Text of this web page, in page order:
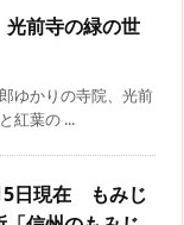
前寺の緑の世
ゆかりの寺院、光前
紅葉の ...
5日現在 もみじ